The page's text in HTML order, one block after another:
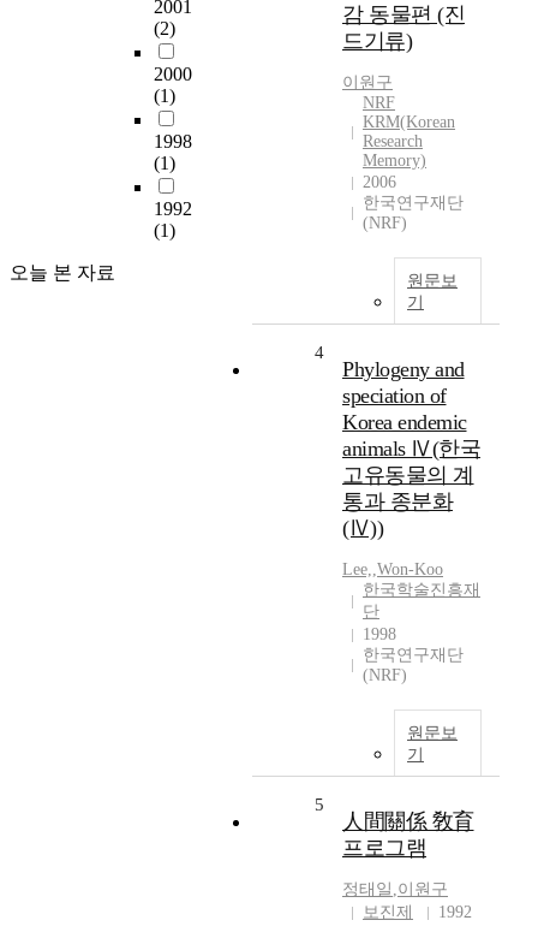
2001
(2)
2000
(1)
1998
(1)
1992
(1)
오늘 본 자료
감 동물편 (진
드기류)
이원구
NRF
KRM(Korean
Research
Memory)
2006
한국연구재단
(NRF)
원문보
기
4
Phylogeny and
speciation of
Korea endemic
animals Ⅳ(한국
고유동물의 계
통과 종분화
(Ⅳ))
Lee,,Won-Koo
한국학술진흥재
단
1998
한국연구재단
(NRF)
원문보
기
5
人間關係 敎育
프로그램
정태일 ,이원구
보진제
1992